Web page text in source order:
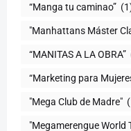
“Manga tu caminao”
"Manhattans Máster
“MANITAS A LA OBRA”
“Marketing para
"Mega Club de Madre"
"Megamerengue World